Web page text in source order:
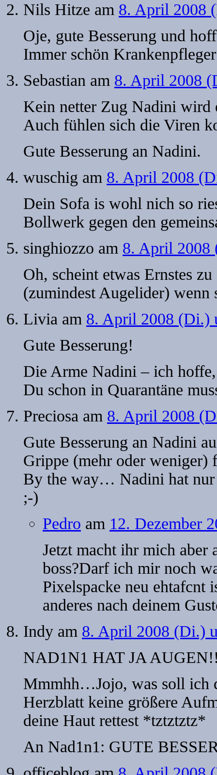
Nils Hitze am 8. April 2008
Oje, gute Besserung und
Immer schön
Sebastian am 8. April 2008
Kein netter Zug Nadini wird
Auch fühlen sich die Viren
Gute Besserung an Nadini.
wuschig am 8. April 2008
Dein Sofa is wohl nich so
Bollwerk gegen den
singhiozzo am 8. April 2008
Oh, scheint etwas Ernstes
(zumindest Augelider) wenn
Livia am 8. April 2008 (Di.)
Gute Besserung!
Die Arme Nadini – ich
Du schon in Quarantäne
Preciosa am 8. April 2008
Gute Besserung an Nadini
Grippe (mehr oder weniger)
By the way… Nadini hat nur
;-)
Pedro am 12. Dezember
Jetzt macht ihr mich aber
boss?Darf ich mir noch
Pixelspacke neu ehtafcnt
anderes nach deinem
Indy am 8. April 2008 (Di.)
NAD1N1 HAT JA
Mmmhh…Jojo, was soll ich
Herzblatt keine größere
deine Haut rettest *tztztztz*
An Nad1n1: GUTE